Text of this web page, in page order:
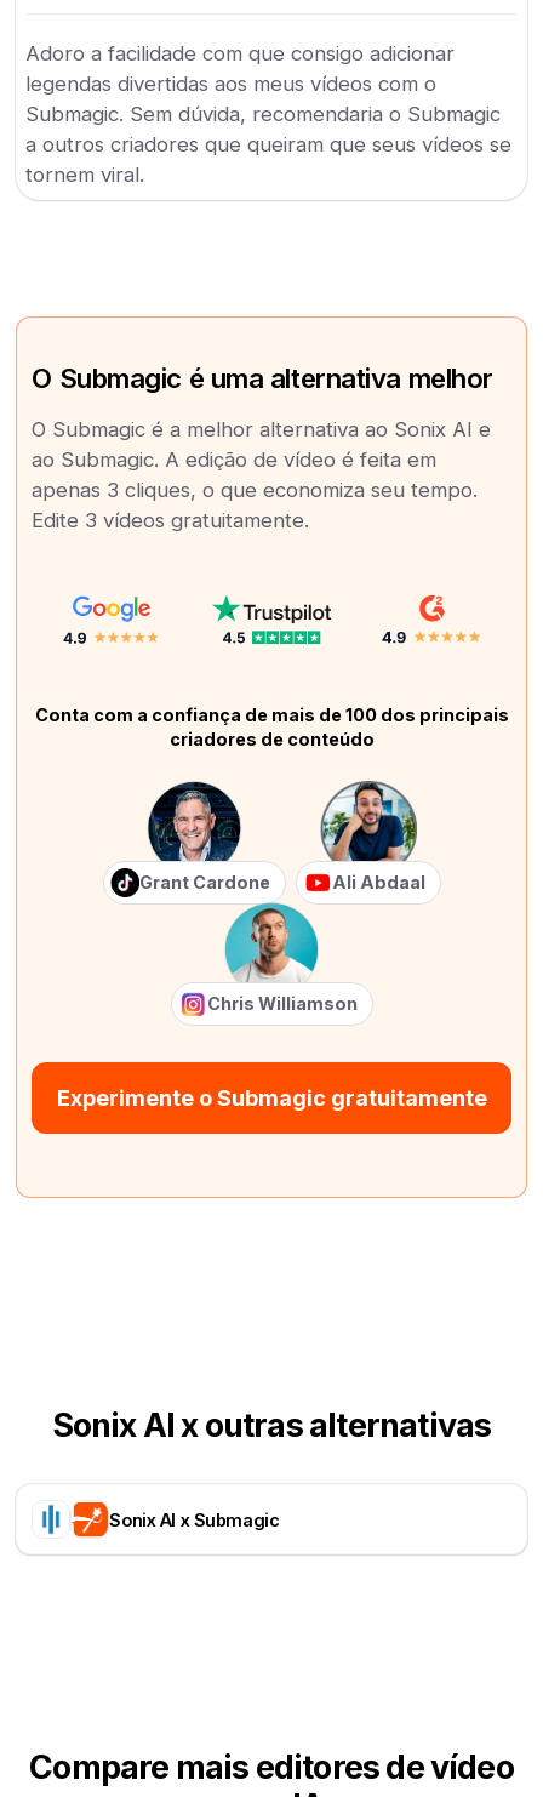
Adoro a facilidade com que consigo adicionar
legendas divertidas aos meus vídeos com o
Submagic. Sem dúvida, recomendaria o Submagic
a outros criadores que queiram que seus vídeos se
tornem viral.
O Submagic é uma alternativa melhor
O Submagic é a melhor alternativa ao Sonix AI e
ao Submagic. A edição de vídeo é feita em
apenas 3 cliques, o que economiza seu tempo.
Edite 3 vídeos gratuitamente.
Conta com a confiança de mais de 100 dos principais
criadores de conteúdo
Grant Cardone Ali Abdaal
Chris Williamson
Experimente o Submagic gratuitamente
Sonix AI x outras alternativas
Sonix AI x Submagic
Compare mais editores de vídeo